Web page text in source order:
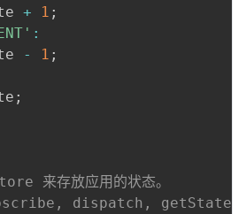
+ 1 ;
:
- 1 ;
;
来存放应用的状态。
dispatch, getState